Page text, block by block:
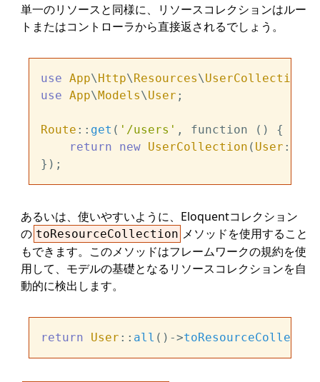
単一のリソースと同様に、リソースコレクションはルー
トまたはコントローラから直接返されるでしょう。
use App\Http\Resources\UserCollection
use App\Models\User ;
Route :: get ( '/users' , function () {
return
new UserCollection ( User ::
あるいは、使いやすいように、Eloquentコレクション
の toResourceCollection メソッドを使用すること
もできます。このメソッドはフレームワークの規約を使
用して、モデルの基礎となるリソースコレクションを自
動的に検出します。
return User :: all ()->